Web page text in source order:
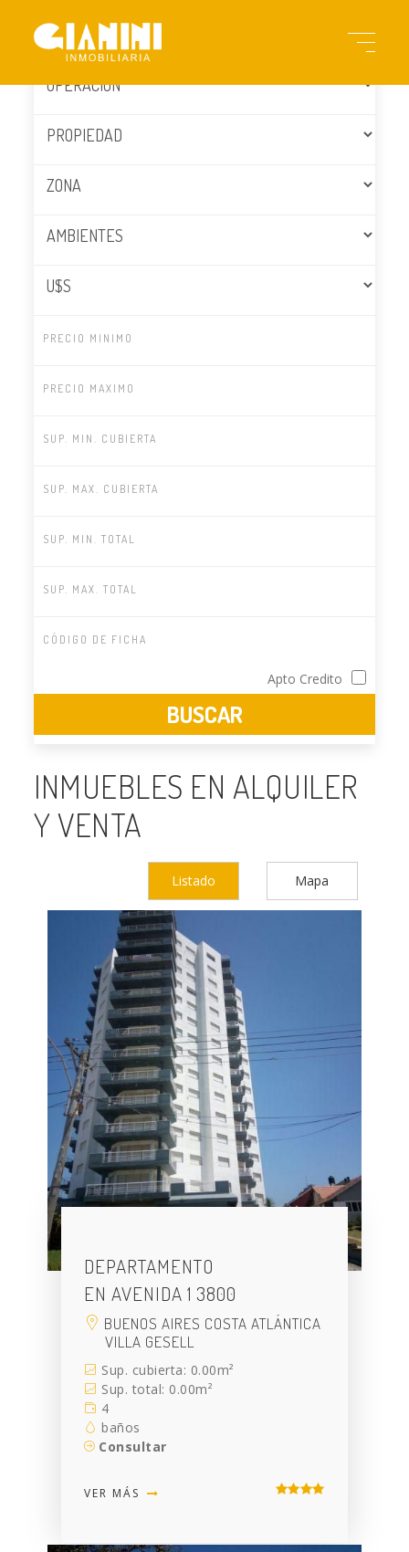
Apto Credito
INMUEBLES EN ALQUILER
Y VENTA
Listado Mapa
DEPARTAMENTO
EN AVENIDA 1 3800
BUENOS AIRES COSTA ATLÁNTICA
VILLA GESELL
Sup. cubierta: 0.00m²
Sup. total: 0.00m²
4
baños
Consultar
VER MÁS